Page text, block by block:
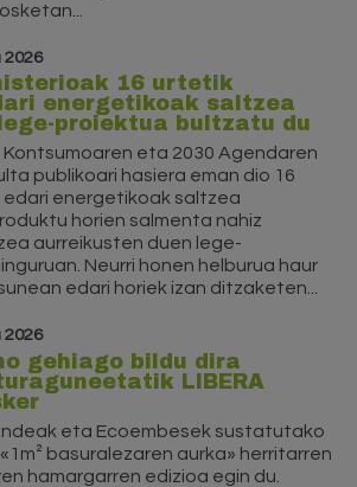
2026
16 urtetik
energetikoak saltzea
proiektua bultzatu du
Kontsumoaren eta 2030 Agendaren
publikoari hasiera eman dio 16
energetikoak saltzea
horien salmenta nahiz
aurreikusten duen lege-
Neurri honen helburua haur
edari horiek izan ditzaketen...
2026
gehiago bildu dira
LIBERA
eta Ecoembesek sustatutako
basuralezaren aurka» herritarren
hamargarren edizioa egin du.